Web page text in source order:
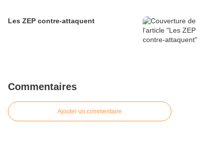
Les ZEP contre-attaquent
Commentaires
Ajouter un commentaire